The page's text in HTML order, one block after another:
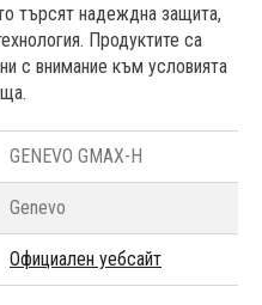
търсят надеждна защита,
Продуктите са
с внимание към условията
GENEVO GMAX-H
Genevo
Официален уебсайт